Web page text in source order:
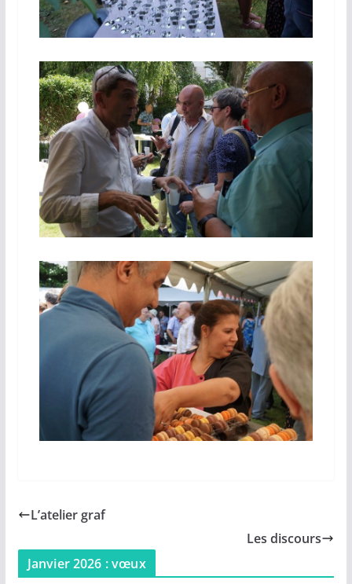
L’atelier graf
Les discours
Janvier 2026 : vœux